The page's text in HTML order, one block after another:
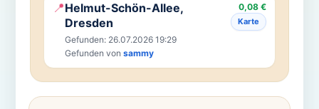
📍Helmut-Schön-Allee,
Dresden
Gefunden: 26.07.2026 19:29
Gefunden von sammy
0,08 €
Karte